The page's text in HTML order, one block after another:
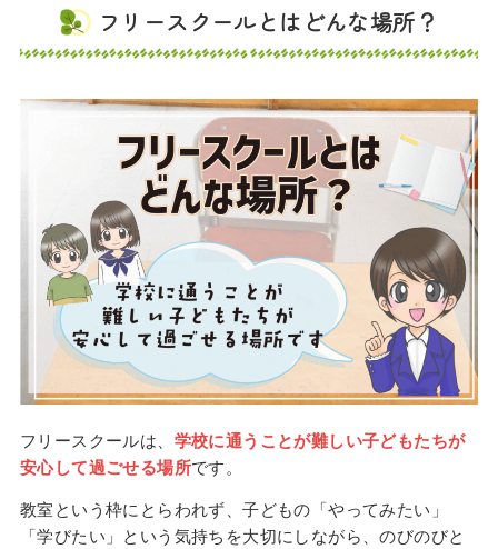
フリースクールとはどんな場所？
フリースクールは、 学校に通うことが難しい子どもたちが
安心して過ごせる場所です。
教室という枠にとらわれず、子どもの「やってみたい」
「学びたい」という気持ちを大切にしながら、のびのびと